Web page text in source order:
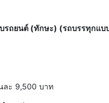
รถยนต์ (ทักษะ) (รถบรรทุกแบ
ละ 9,500 บาท